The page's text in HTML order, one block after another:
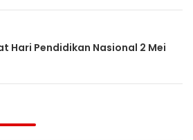
Hari Pendidikan Nasional 2 Mei